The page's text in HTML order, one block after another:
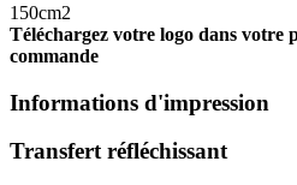
150cm2
Téléchargez votre logo dans votre
commande
Informations d'impression
Transfert réfléchissant